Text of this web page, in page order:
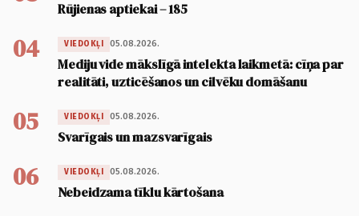
Rūjienas aptiekai – 185
04 VIEDOKĻI 05.08.2026.
Mediju vide mākslīgā intelekta laikmetā: cīņa par
realitāti, uzticēšanos un cilvēku domāšanu
05 VIEDOKĻI 05.08.2026.
Svarīgais un mazsvarīgais
06 VIEDOKĻI 05.08.2026.
Nebeidzama tīklu kārtošana